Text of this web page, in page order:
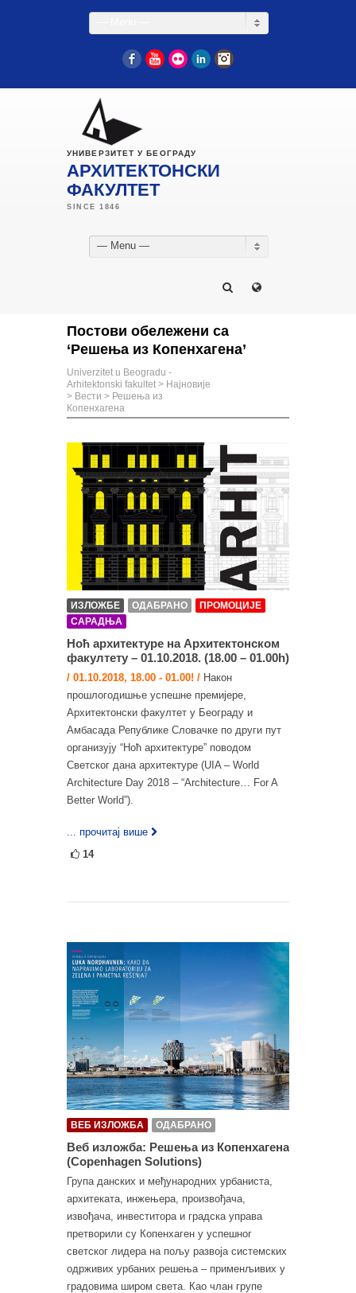
FacebookYouTube
Flickr LinkedIn
УНИВЕРЗИТЕТ У БЕОГРАДУ
АРХИТЕКТОНСКИ
ФАКУЛТЕТ
— Menu —
Постови обележени са
‘Решења из Копенхагена’
Univerzitet u Beogradu -
Arhitektonski fakultet > Најновије
> Вести > Решења из
Копенхагена
ИЗЛОЖБЕ ОДАБРАНО
ПРОМОЦИЈЕ
САРАДЊА
Ноћ архитектуре на Архитектонском
факултету – 01.10.2018. (18.00 – 01.00h)
/ 01.10.2018, 18.00 - 01.00! / Након
прошлогодишње успешне премијере,
Архитектонски факултет у Београду и
Амбасада Републике Словачке по други пут
организују “Ноћ архитектуре” поводом
Светског дана архитектуре (UIA – World
Architecture Day 2018 – “Architecture… For A
Better World”).
... прочитај више
14
ВЕБ ИЗЛОЖБА ОДАБРАНО
Веб изложба: Решења из Копенхагена
(Copenhagen Solutions)
Група данских и међународних урбаниста,
архитеката, инжењера, произвођача,
извођача, инвеститора и градска управа
претворили су Копенхаген у успешног
светског лидера на пољу развоја системских
одрживих урбаних решења – применљивих у
градовима широм света. Као члан групе